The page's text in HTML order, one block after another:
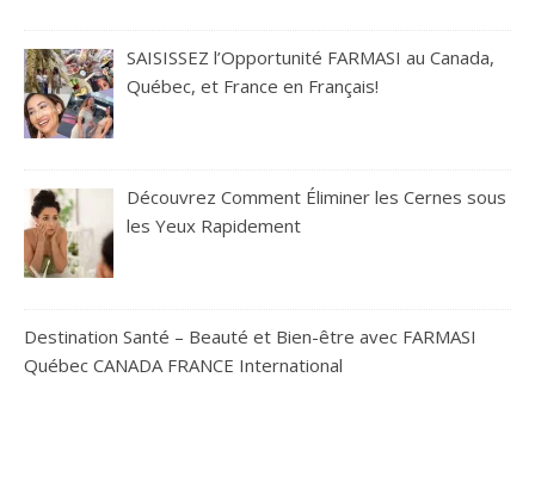
SAISISSEZ l’Opportunité FARMASI au Canada,
Québec, et France en Français!
Découvrez Comment Éliminer les Cernes sous
les Yeux Rapidement
Destination Santé – Beauté et Bien-être avec FARMASI
Québec CANADA FRANCE International